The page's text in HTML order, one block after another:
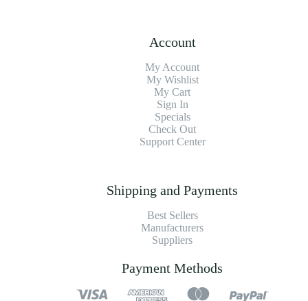
Account
My Account
My Wishlist
My Cart
Sign In
Specials
Check Out
Support Center
Shipping and Payments
Best Sellers
Manufacturers
Suppliers
Payment Methods